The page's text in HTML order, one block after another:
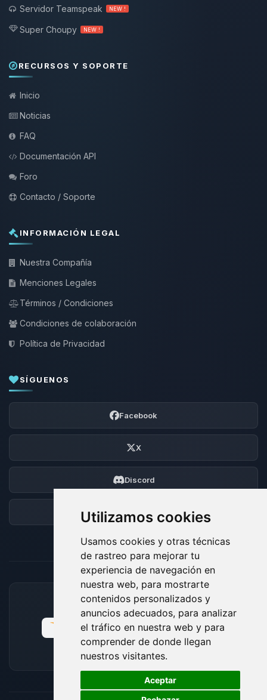
Utilizamos cookies
Usamos cookies y otras técnicas
de rastreo para mejorar tu
experiencia de navegación en
nuestra web, para mostrarte
contenidos personalizados y
anuncios adecuados, para analizar
el tráfico en nuestra web y para
comprender de donde llegan
nuestros visitantes.
Aceptar
Servidor Teamspeak
NEW !
Super Choupy NEW !
RECURSOS Y SOPORTE
Inicio
Noticias
FAQ
Documentación API
Foro
Contacto / Soporte
INFORMACIÓN LEGAL
Nuestra Compañía
Menciones Legales
Términos / Condiciones
Condiciones de colaboración
Política de Privacidad
SÍGUENOS
Facebook
X
Discord
Foro
MÉTODOS DE PAGO ACEPTADOS
🍪